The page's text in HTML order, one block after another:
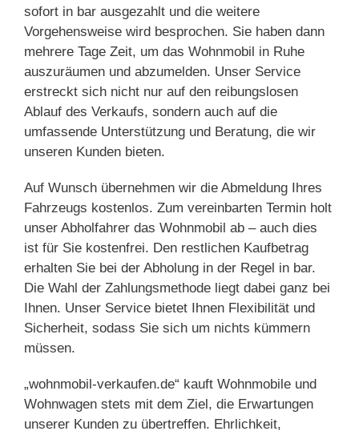
sofort in bar ausgezahlt und die weitere
Vorgehensweise wird besprochen. Sie haben dann
mehrere Tage Zeit, um das Wohnmobil in Ruhe
auszuräumen und abzumelden. Unser Service
erstreckt sich nicht nur auf den reibungslosen
Ablauf des Verkaufs, sondern auch auf die
umfassende Unterstützung und Beratung, die wir
unseren Kunden bieten.
Auf Wunsch übernehmen wir die Abmeldung Ihres
Fahrzeugs kostenlos. Zum vereinbarten Termin holt
unser Abholfahrer das Wohnmobil ab – auch dies
ist für Sie kostenfrei. Den restlichen Kaufbetrag
erhalten Sie bei der Abholung in der Regel in bar.
Die Wahl der Zahlungsmethode liegt dabei ganz bei
Ihnen. Unser Service bietet Ihnen Flexibilität und
Sicherheit, sodass Sie sich um nichts kümmern
müssen.
„wohnmobil-verkaufen.de“ kauft Wohnmobile und
Wohnwagen stets mit dem Ziel, die Erwartungen
unserer Kunden zu übertreffen. Ehrlichkeit,